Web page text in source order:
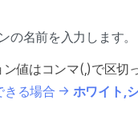
の名前を入力します
ン値はコンマ(,)で区切
きる場合 → ホワイト,